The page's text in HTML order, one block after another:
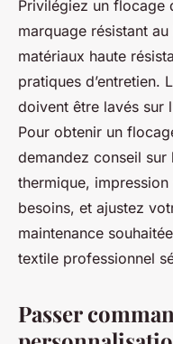
Privilégiez un flocage
marquage résistant
matériaux haute
pratiques d’entretien.
doivent être lavés sur
Pour obtenir un
demandez conseil
thermique,
besoins, et ajustez
maintenance
textile professionnel
Passer